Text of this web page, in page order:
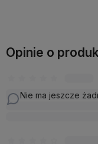
Opinie o
Nie ma jeszcze